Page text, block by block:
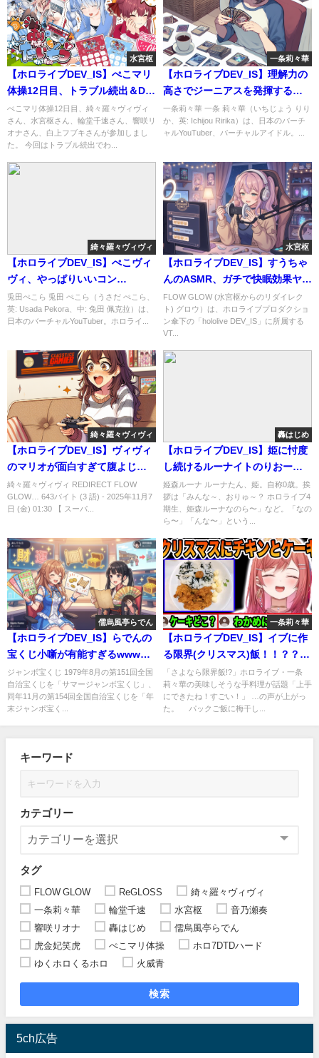
水宮枢
【ホロライブDEV_IS】ぺこマリ
体操12日目、トラブル続出＆DJ
リオナ初参加！！ #綺々羅々ヴ
ィヴィ #水宮枢 #輪堂千速 #
響咲リオナ #ぺこマリ体操
ぺこマリ体操12日目、綺々羅々ヴィヴィ
さん、水宮枢さん、輪堂千速さん、響咲リ
オナさん、白上フブキさんが参加しまし
た。 今回はトラブル続出でわ...
一条莉々華
【ホロライブDEV_IS】理解力の
高さでジーニアスを発揮するり
りーか！！ #一条莉々華 #遊
戯王マスターデュエルパーク
一条莉々華 一条 莉々華（いちじょう りり
か、英: Ichijou Ririka）は、日本のバーチ
ャルYouTuber、バーチャルアイドル。...
綺々羅々ヴィヴィ
【ホロライブDEV_IS】ぺこヴィ
ヴィ、やっぱりいいコン
ビ！！ #綺々羅々ヴィヴィ
兎田ぺこら 兎田 ぺこら（うさだ ぺこら、
英: Usada Pekora、中: 兔田 佩克拉）は、
日本のバーチャルYouTuber。ホロライ...
水宮枢
【ホロライブDEV_IS】すうちゃ
んのASMR、ガチで快眠効果ヤバ
すぎｗｗｗ #水宮枢
FLOW GLOW (水宮枢からのリダイレク
ト) グロウ）は、ホロライブプロダクショ
ン傘下の「hololive DEV_IS」に所属する
VT...
綺々羅々ヴィヴィ
【ホロライブDEV_IS】ヴィヴィ
のマリオが面白すぎて腹よじれ
たwwwwww #綺々羅々ヴィヴ
ィ
綺々羅々ヴィヴィ REDIRECT FLOW
GLOW… 643バイト (3 語) - 2025年11月7
日 (金) 01:30 【 スーパ...
轟はじめ
【ホロライブDEV_IS】姫に忖度
し続けるルーナイトのりおーな
wwwwwww #響咲リオナ #轟
はじめ
姫森ルーナ ルーナたん、姫。自称0歳。挨
拶は「みんな～、おりゅ～？ ホロライブ4
期生、姫森ルーナなのら〜」など。「なの
ら〜」「んな〜」という...
儒烏風亭らでん
【ホロライブDEV_IS】らでんの
宝くじ小噺が有能すぎるwww #
儒烏風亭らでん
ジャンボ宝くじ 1979年8月の第151回全国
自治宝くじを「サマージャンボ宝くじ」、
同年11月の第154回全国自治宝くじを「年
末ジャンボ宝く...
一条莉々華
【ホロライブDEV_IS】イブに作
る限界(クリスマス)飯！！？？
#一条莉々華 #一条莉々華の限
界飯
「さよなら限界飯!?」ホロライブ・一条
莉々華の美味しそうな手料理が話題「上手
にできたね！すごい！」 …の声が上がっ
た。 パックご飯に梅干し...
キーワード
カテゴリー
タグ
FLOW GLOW ReGLOSS
綺々羅々ヴィヴィ
一条莉々華
輪堂千速 水宮枢
音乃瀬奏
響咲リオナ
轟はじめ
儒烏風亭らでん
虎金妃笑虎
ぺこマリ体操
ホロ7DTDハード
ゆくホロくるホロ
火威青
検索
5ch広告